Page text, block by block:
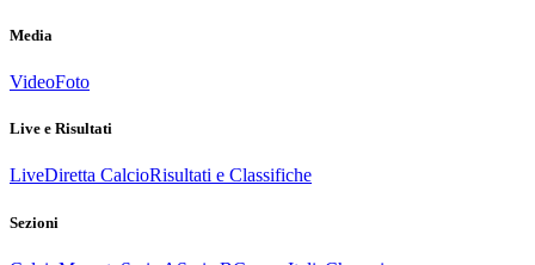
Media
VideoFoto
Live e Risultati
LiveDiretta CalcioRisultati e Classifiche
Sezioni